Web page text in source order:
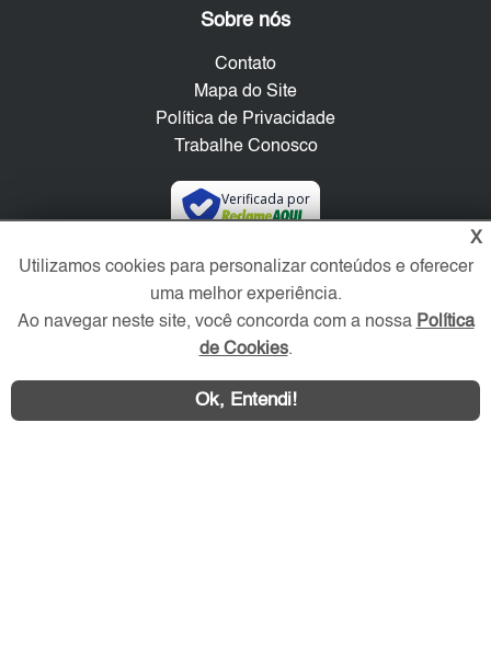
Sobre nós
Contato
Mapa do Site
Política de Privacidade
Trabalhe Conosco
Verificada por
Redes Sociais
X
Utilizamos cookies para personalizar conteúdos e oferecer
uma melhor experiência.
Ao navegar neste site, você concorda com a nossa Política
de Cookies.
Ok, Entendi!